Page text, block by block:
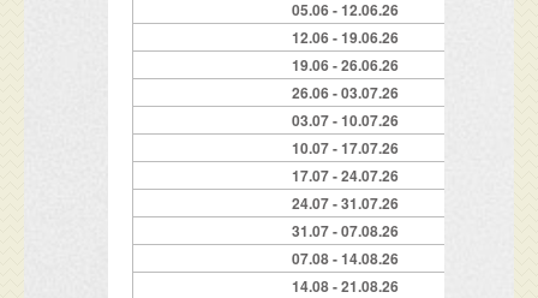
05.06 - 12.06.26
12.06 - 19.06.26
19.06 - 26.06.26
26.06 - 03.07.26
03.07 - 10.07.26
10.07 - 17.07.26
17.07 - 24.07.26
24.07 - 31.07.26
31.07 - 07.08.26
07.08 - 14.08.26
14.08 - 21.08.26